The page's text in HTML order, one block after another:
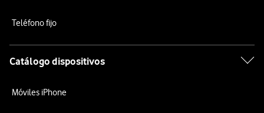
Teléfono fijo
Catálogo dispositivos
Móviles iPhone